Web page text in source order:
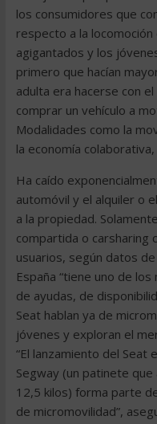
los consumidores que
respecto a la
agigantados y los
primero que hacían
adulta era hacerse con
comprar un vehículo a
Modalidades como la
la economía
Ha caído
automóvil y el alquiler o
a la propiedad.
compartida o carsharing
usuarios, según datos
España “tiene uno de
de ayudas, de
Seat hablan ya de
jóvenes y exploran el
“El lanzamiento del Seat
Segway (un patinete
12,5 kilos) forma parte
de micromovilidad”,